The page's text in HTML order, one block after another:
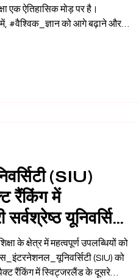
एक ऐतिहासिक मोड़ पर है।
में, #वैश्विक_ज्ञान को आगे बढ़ाने और
(SIU)
रैंकिंग में
यूनिवर्सिटी
के क्षेत्र में महत्वपूर्ण उपलब्धियों को
(SIU) को
रैंकिंग में स्विट्जरलैंड के दूसरे